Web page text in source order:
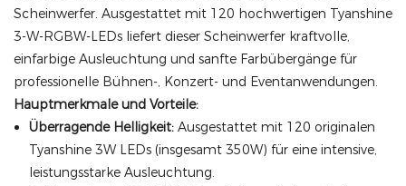
Scheinwerfer. Ausgestattet mit 120 hochwertigen Tyanshine
3-W-RGBW-LEDs liefert dieser Scheinwerfer kraftvolle,
einfarbige Ausleuchtung und sanfte Farbübergänge für
professionelle Bühnen-, Konzert- und Eventanwendungen.
Hauptmerkmale und Vorteile:
Überragende Helligkeit:Ausgestattet mit 120 originalen
Tyanshine 3W LEDs (insgesamt 350W) für eine intensive,
leistungsstarke Ausleuchtung.